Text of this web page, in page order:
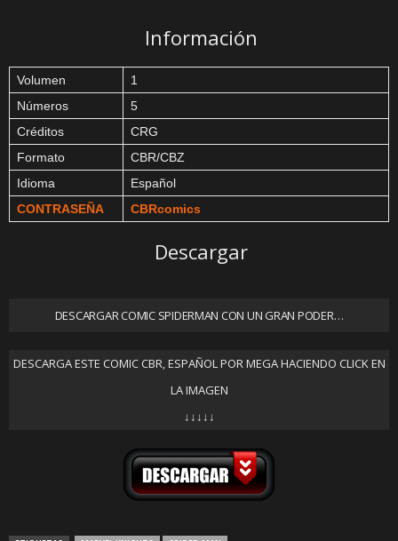
Información
Volumen
1
Números
5
Créditos
CRG
Formato
CBR/CBZ
Idioma
Español
CONTRASEÑA
CBRcomics
Descargar
DESCARGAR COMIC SPIDERMAN CON UN GRAN PODER…
DESCARGA ESTE COMIC CBR, ESPAÑOL POR MEGA HACIENDO CLICK EN
LA IMAGEN
↓↓↓↓↓